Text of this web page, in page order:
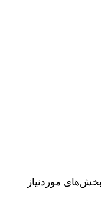
بخش‌های موردنیاز